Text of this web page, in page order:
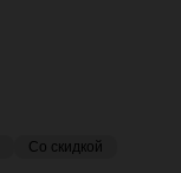
Со скидкой